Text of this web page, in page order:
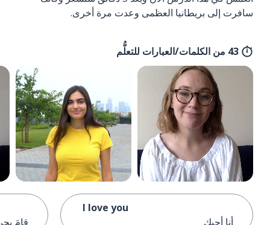
سافرت إلى بريطانيا العظمى وعدت مرة أخرى.
43 من الكلمات/العبارات للتعلُّم
I love you
أنا أحبك
قامَ